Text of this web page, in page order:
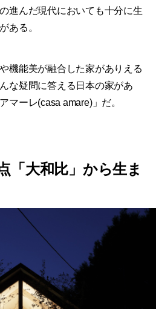
進んだ現代においても十分に生
ある。
機能美が融合した家がありえる
な疑問に答える日本の家があ
マーレ(casa amare)」だ。
「大和比」から生ま